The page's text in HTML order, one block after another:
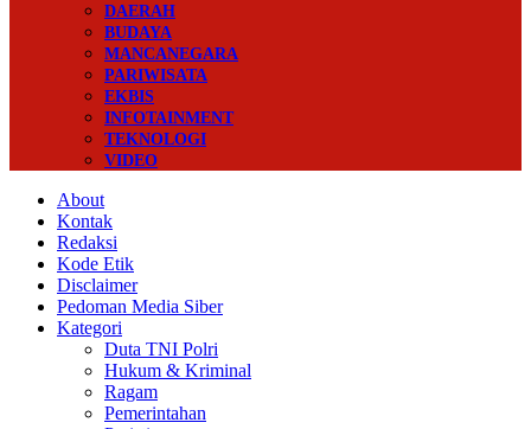
DAERAH
BUDAYA
MANCANEGARA
PARIWISATA
EKBIS
INFOTAINMENT
TEKNOLOGI
VIDEO
About
Kontak
Redaksi
Kode Etik
Disclaimer
Pedoman Media Siber
Kategori
Duta TNI Polri
Hukum & Kriminal
Ragam
Pemerintahan